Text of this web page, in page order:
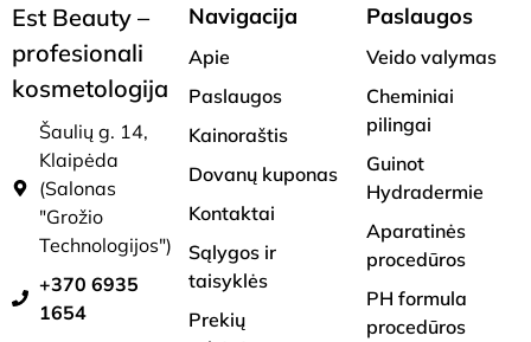
Est Beauty –
profesionali
kosmetologija
Šaulių g. 14,
Klaipėda
(Salonas
"Grožio
Technologijos")
+370 6935
1654
Navigacija
Apie
Paslaugos
Kainoraštis
Dovanų kuponas
Kontaktai
Sąlygos ir
taisyklės
Prekių
Paslaugos
Veido valymas
Cheminiai
pilingai
Guinot
Hydradermie
Aparatinės
procedūros
PH formula
procedūros